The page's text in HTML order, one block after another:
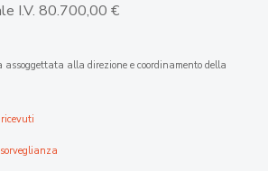
I.V. 80.700,00 €
assoggettata alla direzione e coordinamento della